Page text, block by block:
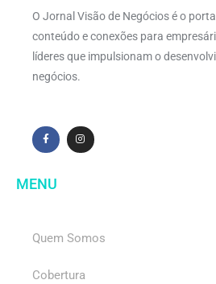
O Jornal Visão de Negócios é o
conteúdo e conexões para
líderes que impulsionam o
negócios.
MENU
Quem Somos
Cobertura